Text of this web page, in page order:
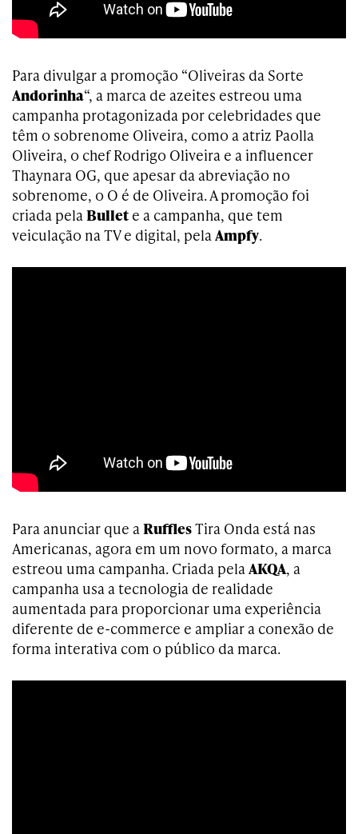
Para divulgar a promoção “Oliveiras da Sorte
Andorinha“, a marca de azeites estreou uma
campanha protagonizada por celebridades que
têm o sobrenome Oliveira, como a atriz Paolla
Oliveira, o chef Rodrigo Oliveira e a influencer
Thaynara OG, que apesar da abreviação no
sobrenome, o O é de Oliveira. A promoção foi
criada pelaBullet e a campanha, que tem
veiculação na TV e digital, pelaAmpfy.
Para anunciar que aRufflesTira Onda está nas
Americanas, agora em um novo formato, a marca
estreou uma campanha. Criada pelaAKQA, a
campanha usa a tecnologia de realidade
aumentada para proporcionar uma experiência
diferente de e-commerce e ampliar a conexão de
forma interativa com o público da marca.